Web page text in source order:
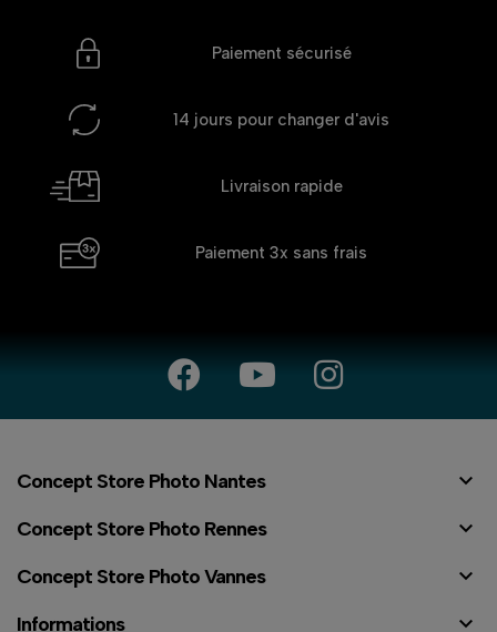
Paiement sécurisé
14 jours pour changer d'avis
Livraison rapide
Paiement 3x sans frais
Concept Store Photo Nantes 
Concept Store Photo Rennes 
Concept Store Photo Vannes 
Informations 